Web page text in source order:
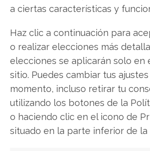
a ciertas características y
Haz clic a continuación para
o realizar elecciones más
elecciones se aplicarán solo en
sitio. Puedes cambiar tus
momento, incluso retirar tu
utilizando los botones de la
o haciendo clic en el icono de
situado en la parte inferior de la
Copiar enlace
SOBRE EL AUTOR
Javier Martínez
Ingeniero de software convertido